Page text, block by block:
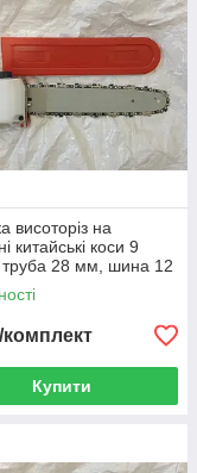
висоторіз на
китайські коси 9
труба 28 мм, шина 12
Купити